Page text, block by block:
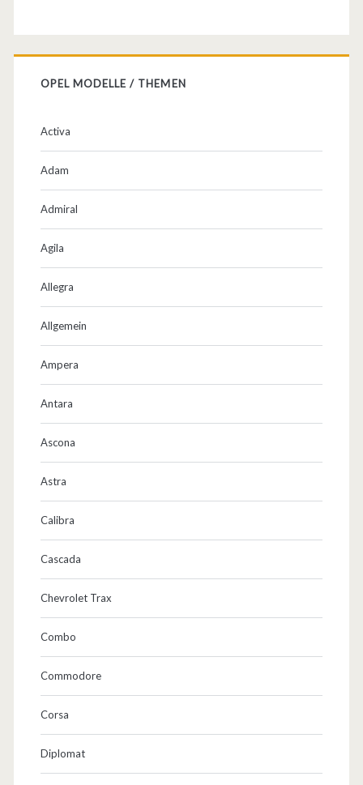
OPEL MODELLE / THEMEN
Activa
Adam
Admiral
Agila
Allegra
Allgemein
Ampera
Antara
Ascona
Astra
Calibra
Cascada
Chevrolet Trax
Combo
Commodore
Corsa
Diplomat